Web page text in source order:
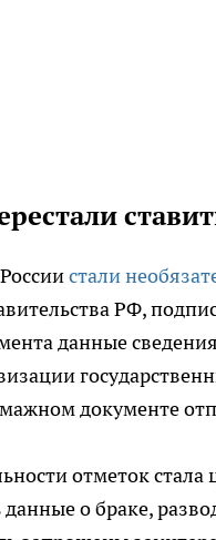
стали
РФ,
данные сведения
документе
отметок
о браке,